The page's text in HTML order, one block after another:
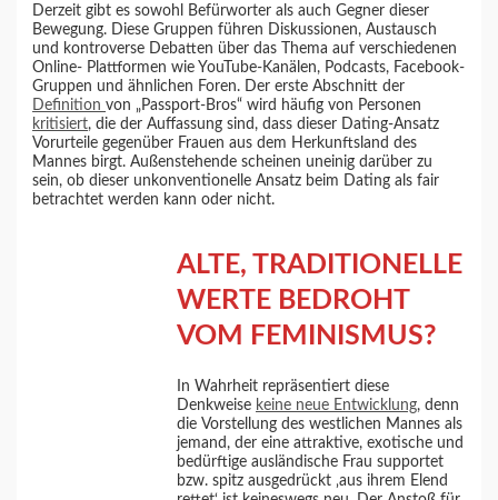
Derzeit gibt es sowohl Befürworter als auch Gegner dieser
Bewegung. Diese Gruppen führen Diskussionen, Austausch
und kontroverse Debatten über das Thema auf verschiedenen
Online- Plattformen wie YouTube-Kanälen, Podcasts, Facebook-
Gruppen und ähnlichen Foren. Der erste Abschnitt der
Definitionvon „Passport-Bros“ wird häufig von Personen
kritisiert, die der Auffassung sind, dass dieser Dating-Ansatz
Vorurteile gegenüber Frauen aus dem Herkunftsland des
Mannes birgt. Außenstehende scheinen uneinig darüber zu
sein, ob dieser unkonventionelle Ansatz beim Dating als fair
betrachtet werden kann oder nicht.
ALTE, TRADITIONELLE
WERTE BEDROHT
VOM FEMINISMUS?
In Wahrheit repräsentiert diese
Denkweise keine neue Entwicklung, denn
die Vorstellung des westlichen Mannes als
jemand, der eine attraktive, exotische und
bedürftige ausländische Frau supportet
bzw. spitz ausgedrückt ‚aus ihrem Elend